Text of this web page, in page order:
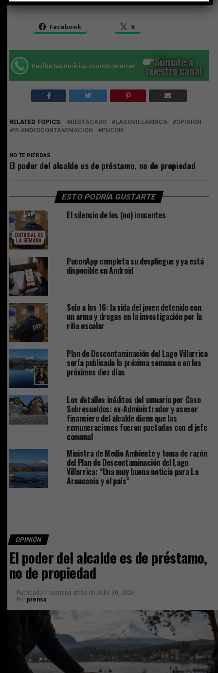
Facebook X
RELATED TOPICS: DESTACADO LAGOVILLARRICA
OPINIÓN
PLANDESCONTAMINACION
PUCON
NO TE PIERDAS
El poder del alcalde es de préstamo, no de propiedad
ESTO PODRÍA GUSTARTE
El silencio de los (no) inocentes
PuconApp completa su despliegue y ya está
disponible en Android
Solo a los 16: la vida del joven detenido con
un arma y drogas en la investigación por la
riña escolar
Plan de Descontaminación del Lago Villarrica
sería publicado la próxima semana o en los
próximos diez días
Los detalles inéditos del sumario por Caso
Sobresueldos: ex-Administrador y asesor
financiero del alcalde dicen que las
remuneraciones fueron pactadas con el jefe
comunal
Ministra de Medio Ambiente y toma de razón
del Plan de Descontaminación del Lago
Villarrica: “Una muy buena noticia para La
Araucanía y el país”
OPINIÓN
El poder del alcalde es de préstamo,
no de propiedad
Publicado 1 semana atrás en Julio 30, 2026
Por prensa